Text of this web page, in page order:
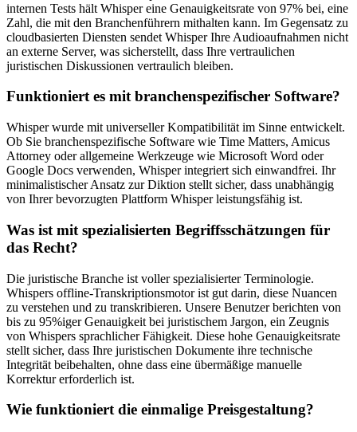
internen Tests hält Whisper eine Genauigkeitsrate von 97% bei, eine
Zahl, die mit den Branchenführern mithalten kann. Im Gegensatz zu
cloudbasierten Diensten sendet Whisper Ihre Audioaufnahmen nicht
an externe Server, was sicherstellt, dass Ihre vertraulichen
juristischen Diskussionen vertraulich bleiben.
Funktioniert es mit branchenspezifischer Software?
Whisper wurde mit universeller Kompatibilität im Sinne entwickelt.
Ob Sie branchenspezifische Software wie Time Matters, Amicus
Attorney oder allgemeine Werkzeuge wie Microsoft Word oder
Google Docs verwenden, Whisper integriert sich einwandfrei. Ihr
minimalistischer Ansatz zur Diktion stellt sicher, dass unabhängig
von Ihrer bevorzugten Plattform Whisper leistungsfähig ist.
Was ist mit spezialisierten Begriffsschätzungen für
das Recht?
Die juristische Branche ist voller spezialisierter Terminologie.
Whispers offline-Transkriptionsmotor ist gut darin, diese Nuancen
zu verstehen und zu transkribieren. Unsere Benutzer berichten von
bis zu 95%iger Genauigkeit bei juristischem Jargon, ein Zeugnis
von Whispers sprachlicher Fähigkeit. Diese hohe Genauigkeitsrate
stellt sicher, dass Ihre juristischen Dokumente ihre technische
Integrität beibehalten, ohne dass eine übermäßige manuelle
Korrektur erforderlich ist.
Wie funktioniert die einmalige Preisgestaltung?